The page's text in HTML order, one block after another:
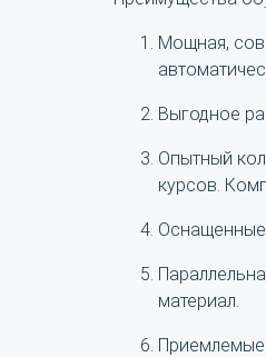
Мощная,
Выгодное
Опытный
курсов.
Оснащенные
материал.
Приемлемые